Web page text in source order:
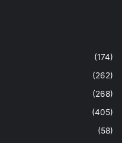
(174)
(262)
(268)
(405)
(58)